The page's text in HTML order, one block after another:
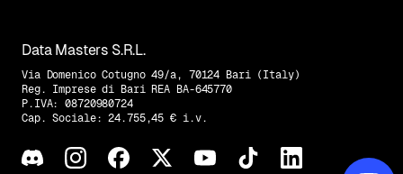
Data Masters S.R.L.
Via Domenico Cotugno 49/a, 70124 Bari (Italy)
Reg. Imprese di Bari REA BA-645770
P.IVA: 08720980724
Cap. Sociale: 24.755,45 € i.v.
Trovaci su